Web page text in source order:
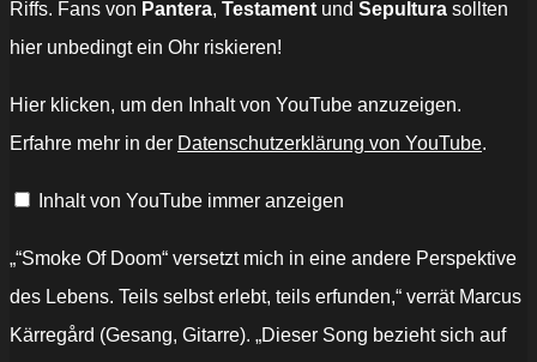
Riffs. Fans von Pantera, Testament und Sepultura sollten
hier unbedingt ein Ohr riskieren!
„CAREGAH
–
of
Video)“
anzeigen
Hier klicken, um den Inhalt von YouTube anzuzeigen.
Erfahre mehr in der Datenschutzerklärung von YouTube.
Inhalt von YouTube immer anzeigen
„“Smoke Of Doom“ versetzt mich in eine andere Perspektive
des Lebens. Teils selbst erlebt, teils erfunden,“ verrät Marcus
Kärregård (Gesang, Gitarre). „Dieser Song bezieht sich auf